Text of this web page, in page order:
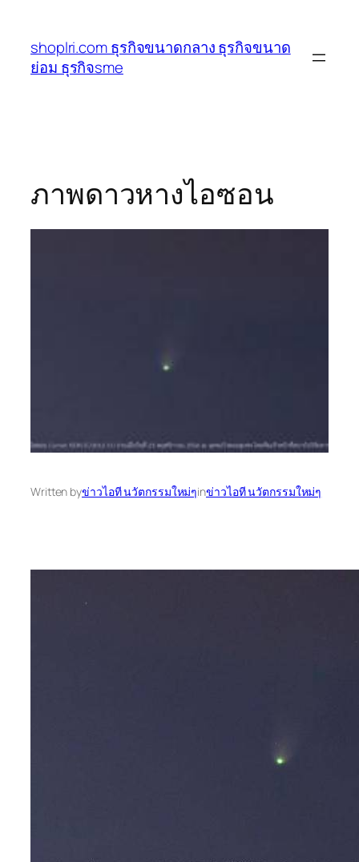
เนื้อหา
shoplri.com ธุรกิจขนาดกลาง ธุรกิจขนาด
ย่อม ธุรกิจsme
ภาพดาวหางไอซอน
Written byข่าวไอที นวัตกรรมใหม่ๆinข่าวไอที นวัตกรรมใหม่ๆ